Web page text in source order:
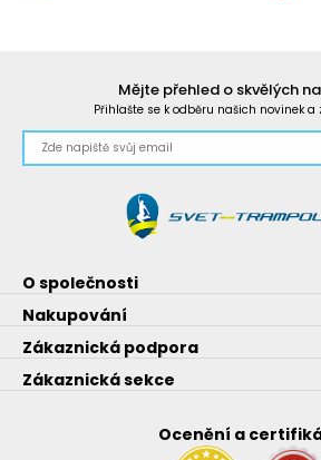
Mějte přehled o skvělých
Přihlašte se k odběru našich novinek a
O společnosti
Nakupování
Zákaznická podpora
Zákaznická sekce
Ocenění a